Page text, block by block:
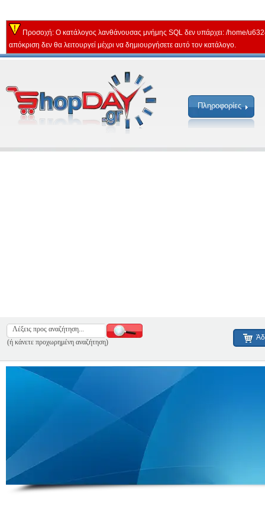
Προσοχή: Ο κατάλογος λανθάνουσας μνήμης SQL δεν υπάρχει: /home/
απόκριση δεν θα λειτουργεί μέχρι να δημιουργήσετε αυτό τον κατάλογο.
Πληροφορίες
(ή κάνετε προχωρημένη αναζήτηση)